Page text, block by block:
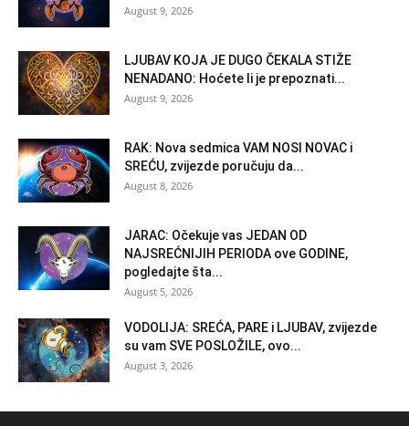
August 9, 2026
LJUBAV KOJA JE DUGO ČEKALA STIŽE
NENADANO: Hoćete li je prepoznati...
August 9, 2026
RAK: Nova sedmica VAM NOSI NOVAC i
SREĆU, zvijezde poručuju da...
August 8, 2026
JARAC: Očekuje vas JEDAN OD
NAJSREĆNIJIH PERIODA ove GODINE,
pogledajte šta...
August 5, 2026
VODOLIJA: SREĆA, PARE i LJUBAV, zvijezde
su vam SVE POSLOŽILE, ovo...
August 3, 2026